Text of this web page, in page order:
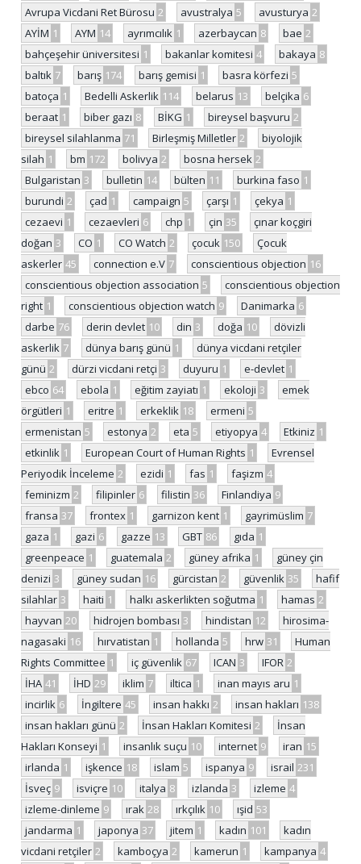
Avrupa Vicdani Ret Bürosu 2 avustralya 5 avusturya 2
AYİM 1 AYM 14 ayrımcılık 1 azerbaycan 8 bae 2
bahçeşehir üniversitesi 1 bakanlar komitesi 4 bakaya 8
baltık 7 barış 174 barış gemisi 1 basra körfezi 5
batoça 1 Bedelli Askerlik 114 belarus 13 belçika 6
beraat 1 biber gazı 8 BİKG 1 bireysel başvuru 2
bireysel silahlanma 71 Birleşmiş Milletler 2
biyolojik
silah 1 bm 172 bolivya 2 bosna hersek 2
Bulgaristan 3 bulletin 14 bülten 11 burkina faso 1
burundi 2 çad 1 campaign 5 çarşı 1 çekya 1
cezaevi 1 cezaevleri 6 chp 1 çin 35
çınar koçgiri
doğan 3 CO 1 CO Watch 2 çocuk 150
Çocuk
askerler 45 connection e.V 7 conscientious objection 16
conscientious objection association 5
conscientious objection
right 1 conscientious objection watch 9 Danimarka 6
darbe 76 derin devlet 10 din 3 doğa 10
dövizli
askerlik 7 dünya barış günü 1
dünya vicdani retçiler
günü 2 dürzi vicdani retçi 3 duyuru 1 e-devlet 1
ebco 64 ebola 1 eğitim zayiatı 1 ekoloji 3
emek
örgütleri 1 eritre 1 erkeklik 18 ermeni 5
ermenistan 5 estonya 2 eta 5 etiyopya 4 Etkiniz 1
etkinlik 1 European Court of Human Rights 1
Evrensel
Periyodik İnceleme 2 ezidi 1 fas 1 faşizm 4
feminizm 2 filipinler 6 filistin 36 Finlandiya 9
fransa 37 frontex 1 garnizon kent 1 gayrimüslim 7
gaza 1 gazi 6 gazze 13 GBT 86 gıda 1
greenpeace 1 guatemala 2 güney afrika 1
güney çin
denizi 3 güney sudan 16 gürcistan 2 güvenlik 35
hafif
silahlar 3 haiti 1 halkı askerlikten soğutma 1 hamas 2
hayvan 20 hidrojen bombası 3 hindistan 12
hirosima-
nagasaki 16 hırvatistan 1 hollanda 5 hrw 31
Human
Rights Committee 1 iç güvenlik 67 ICAN 3 IFOR 2
İHA 41 İHD 29 iklim 7 iltica 1 inan mayıs aru 1
incirlik 6 İngiltere 45 insan hakkı 2 insan hakları 138
insan hakları günü 2 İnsan Hakları Komitesi 2
İnsan
Hakları Konseyi 1 insanlık suçu 10 internet 9 iran 15
irlanda 1 işkence 18 islam 5 ispanya 9 israil 231
İsveç 9 isviçre 10 italya 8 izlanda 3 izleme 4
izleme-dinleme 9 ırak 28 ırkçılık 10 ışid 53
jandarma 1 japonya 37 jitem 1 kadın 101
kadın
vicdani retçiler 2 kamboçya 2 kamerun 1 kampanya 4